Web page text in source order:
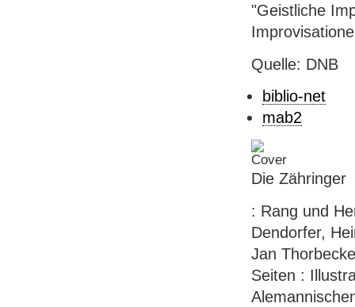
"Geistliche
Quelle: DNB
biblio-net
mab2
Die Zähringer
: Rang und
Dendorfer,
Jan
Seiten :